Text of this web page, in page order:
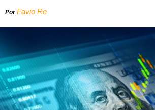
PorFavio Re